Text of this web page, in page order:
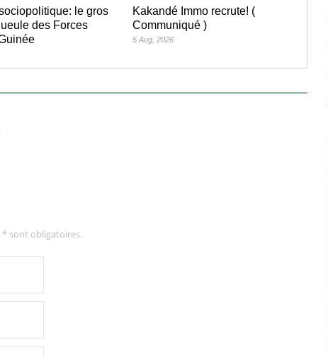
le gros
des Forces
Kakandé Immo recrute! (
Communiqué )
5 Aug, 2026
* sont obligatoires.